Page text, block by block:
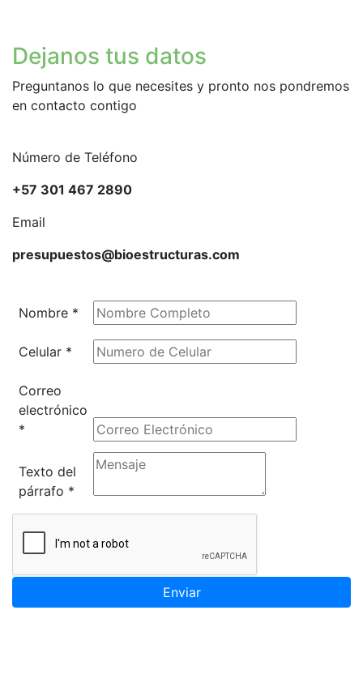
Dejanos tus datos
Preguntanos lo que necesites y pronto nos pondremos
en contacto contigo
Número de Teléfono
+57 301 467 2890
Email
presupuestos@bioestructuras.com
Nombre *
Celular *
Correo
electrónico
*
Texto del
párrafo *
Enviar